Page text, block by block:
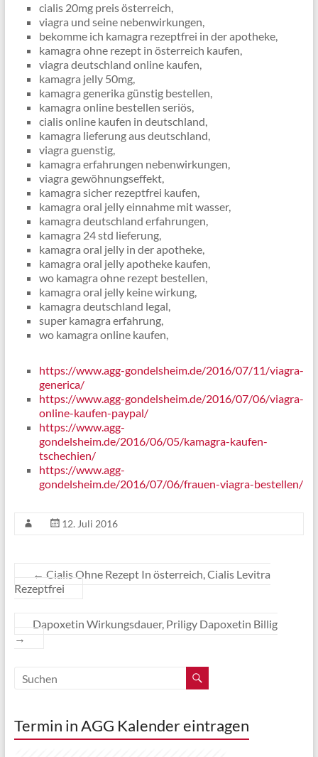
cialis 20mg preis österreich,
viagra und seine nebenwirkungen,
bekomme ich kamagra rezeptfrei in der apotheke,
kamagra ohne rezept in österreich kaufen,
viagra deutschland online kaufen,
kamagra jelly 50mg,
kamagra generika günstig bestellen,
kamagra online bestellen seriös,
cialis online kaufen in deutschland,
kamagra lieferung aus deutschland,
viagra guenstig,
kamagra erfahrungen nebenwirkungen,
viagra gewöhnungseffekt,
kamagra sicher rezeptfrei kaufen,
kamagra oral jelly einnahme mit wasser,
kamagra deutschland erfahrungen,
kamagra 24 std lieferung,
kamagra oral jelly in der apotheke,
kamagra oral jelly apotheke kaufen,
wo kamagra ohne rezept bestellen,
kamagra oral jelly keine wirkung,
kamagra deutschland legal,
super kamagra erfahrung,
wo kamagra online kaufen,
https://www.agg-gondelsheim.de/2016/07/11/viagra-
generica/
https://www.agg-gondelsheim.de/2016/07/06/viagra-
online-kaufen-paypal/
https://www.agg-
gondelsheim.de/2016/06/05/kamagra-kaufen-
tschechien/
https://www.agg-
gondelsheim.de/2016/07/06/frauen-viagra-bestellen/
12. Juli 2016
← Cialis Ohne Rezept In österreich, Cialis Levitra
Rezeptfrei
Dapoxetin Wirkungsdauer, Priligy Dapoxetin Billig
→
Termin in AGG Kalender eintragen